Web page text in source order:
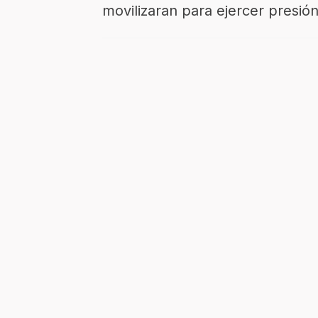
movilizaran para ejercer